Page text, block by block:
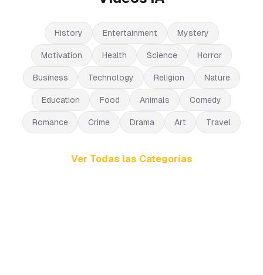
History Entertainment Mystery
Motivation Health Science Horror
Business Technology Religion Nature
Education Food Animals Comedy
Romance Crime Drama Art Travel
Ver Todas las Categorías